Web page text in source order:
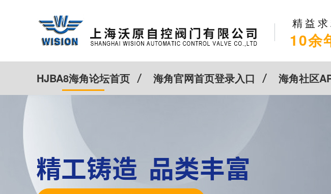
精益求
10余
HJBA8海角论坛首页 海角官网首页登录入口 海角社区
特殊定制